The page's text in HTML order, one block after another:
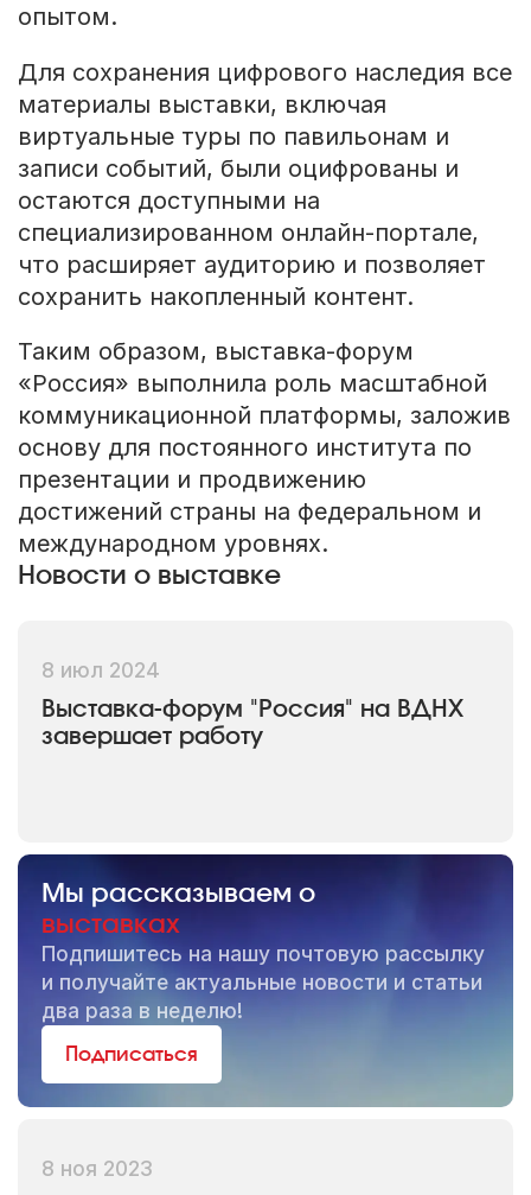
опытом.
Для сохранения цифрового наследия все
материалы выставки, включая
виртуальные туры по павильонам и
записи событий, были оцифрованы и
остаются доступными на
специализированном онлайн-портале,
что расширяет аудиторию и позволяет
сохранить накопленный контент.
Таким образом, выставка-форум
«Россия» выполнила роль масштабной
коммуникационной платформы, заложив
основу для постоянного института по
презентации и продвижению
достижений страны на федеральном и
международном уровнях.
Новости о выставке
8 июл 2024
Выставка-форум "Россия" на ВДНХ
завершает работу
8 ноя 2023
Мы рассказываем о
выставках
Подпишитесь на нашу почтовую рассылку
и получайте актуальные новости и статьи
два раза в неделю!
Подписаться